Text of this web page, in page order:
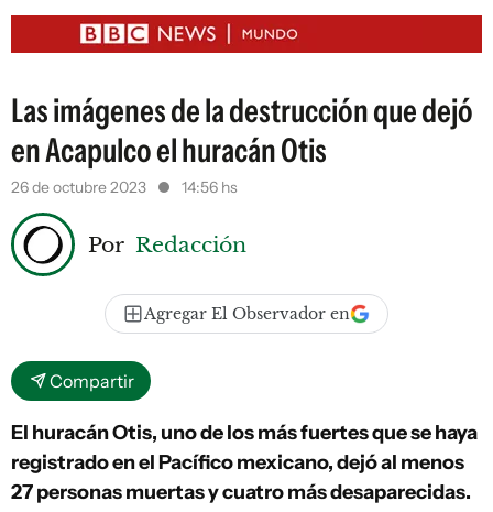
ESTADOS UNIDOS
Las imágenes de la destrucción que dejó
en Acapulco el huracán Otis
26 de octubre 2023 14:56 hs
Por Redacción
Agregar El Observador en
Compartir
El huracán Otis, uno de los más fuertes que se haya
registrado en el Pacífico mexicano, dejó al menos
27 personas muertas y cuatro más desaparecidas.